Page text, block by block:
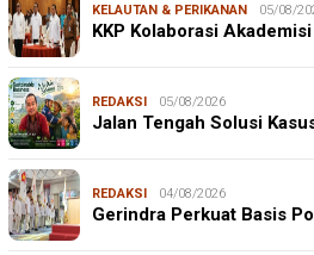
KELAUTAN & PERIKANAN 05/08/
KKP Kolaborasi
REDAKSI 05/08/2026
Jalan Tengah Solusi
REDAKSI 04/08/2026
Gerindra Perkuat Basis